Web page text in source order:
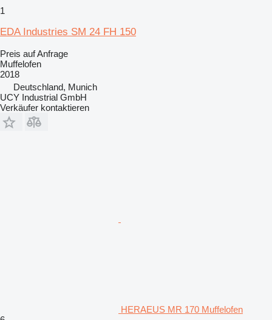
1
EDA Industries SM 24 FH 150
Preis auf Anfrage
Muffelofen
2018
Deutschland, Munich
UCY Industrial GmbH
Verkäufer kontaktieren
HERAEUS MR 170 Muffelofen